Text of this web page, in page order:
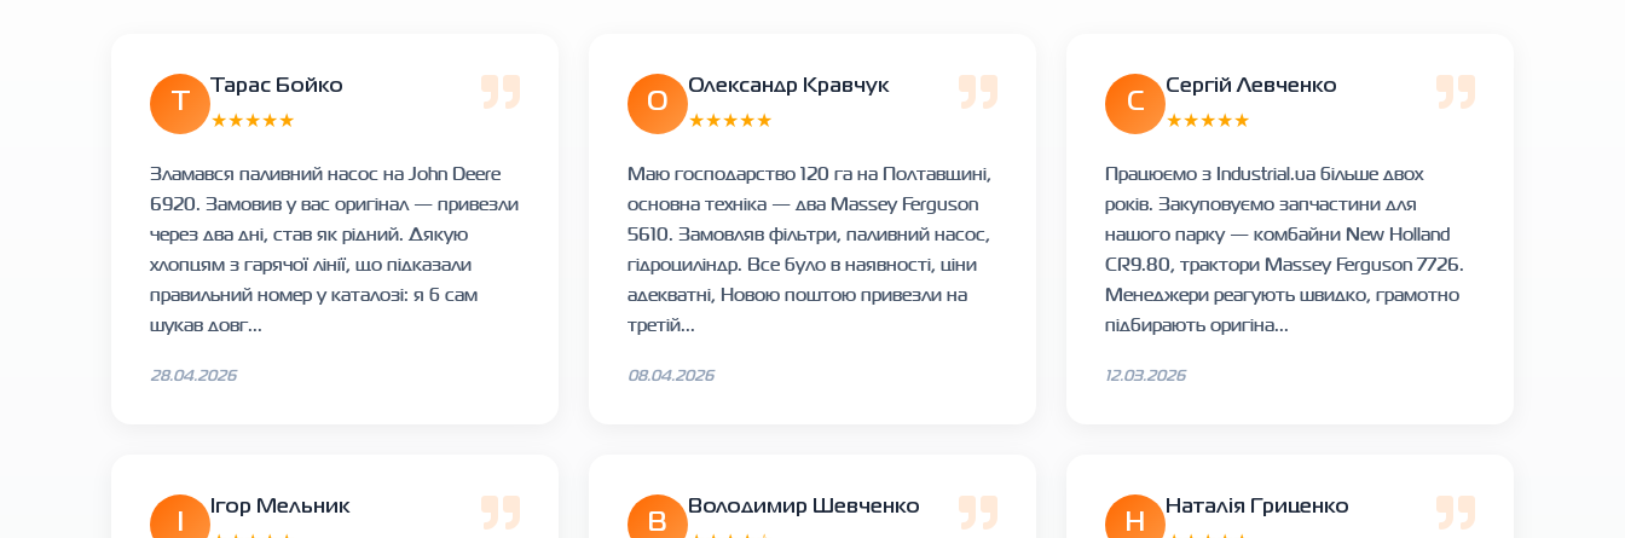
Тарас Бойко
★★★★★
Зламався паливний насос на John Deere
6920. Замовив у вас оригінал — привезли
через два дні, став як рідний. Дякую
хлопцям з гарячої лінії, що підказали
правильний номер у каталозі: я б сам
шукав довг...
28.04.2026
О
Олександр Кравчук
★★★★★
Маю господарство 120 га на Полтавщині,
основна техніка — два Massey Ferguson
5610. Замовляв фільтри, паливний насос,
гідроциліндр. Все було в наявності, ціни
адекватні, Новою поштою привезли на
третій...
08.04.2026
С
Сергій Левченко
★★★★★
Працюємо з Industrial.ua більше двох
років. Закуповуємо запчастини для
нашого парку — комбайни New Holland
CR9.80, трактори Massey Ferguson 7726.
Менеджери реагують швидко, грамотно
підбирають оригіна...
12.03.2026
Ігор Мельник
В
Володимир Шевченко
Н
Наталія Гриценко